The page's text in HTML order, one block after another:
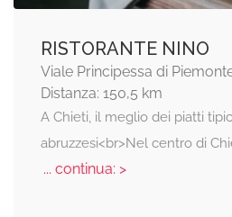
RISTORANTE NINO
Viale Principessa di
Distanza: 150,5 km
A Chieti, il meglio dei piatti
abruzzesi<br>Nel centro di
... continua: >